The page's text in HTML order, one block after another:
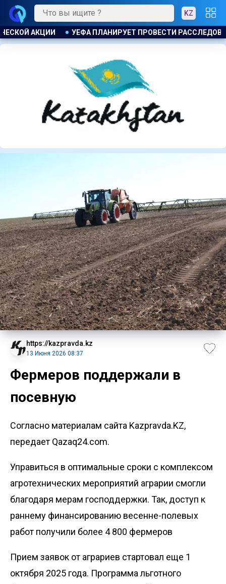
KZ
РАССЛЕДОВАНИЕ ИНИЦИАТИВЫ ФИФА ПО ПРОДАЖЕ
https://kazpravda.kz
13 Июня 2026 08:37
Фермеров поддержали в
посевную
Согласно материалам сайта Kazpravda.KZ,
передает Qazaq24.com.
Управиться в оптимальные сроки с комплексом
агротехнических мероприятий аграрии смогли
благодаря мерам гос­поддержки. Так, доступ к
раннему финансированию весенне-полевых
работ получили более 4 800 фермеров
Прием заявок от аграриев стартовал еще 1
октября 2025 года. Программа льготного